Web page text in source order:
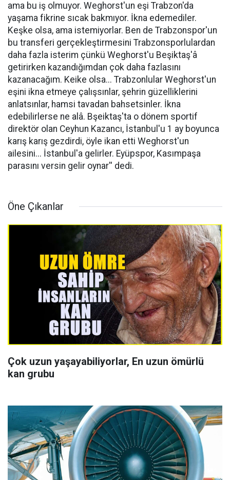
ama bu iş olmuyor. Weghorst'un eşi Trabzon'da
yaşama fikrine sıcak bakmıyor. İkna edemediler.
Keşke olsa, ama istemiyorlar. Ben de Trabzonspor'un
bu transferi gerçekleştirmesini Trabzonsporlulardan
daha fazla isterim çünkü Weghorst'u Beşiktaş'â
getirirken kazandığımdan çok daha fazlasını
kazanacağım. Keike olsa... Trabzonlular Weghorst'un
eşini ikna etmeye çalışsınlar, şehrin güzelliklerini
anlatsınlar, hamsi tavadan bahsetsinler. İkna
edebilirlerse ne alâ. Bşeiktaş'ta o dönem sportif
direktör olan Ceyhun Kazancı, İstanbul'u 1 ay boyunca
karış karış gezdirdi, öyle ikan etti Weghorst'un
ailesini... İstanbul'a gelirler. Eyüpspor, Kasımpaşa
parasını versin gelir oynar'' dedi.
Öne Çıkanlar
Çok uzun yaşayabiliyorlar, En uzun ömürlü
kan grubu